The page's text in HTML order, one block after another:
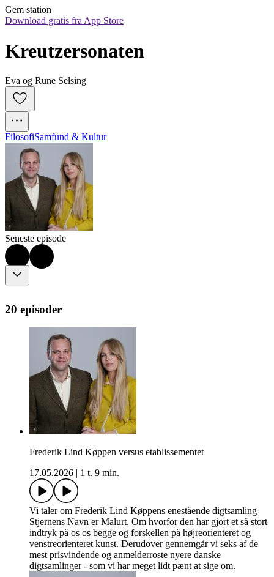
Gem station
Download gratis fra App Store
Kreutzersonaten
Eva og Rune Selsing
FilosofiSamfund & Kultur
Seneste episode
20 episoder
Frederik Lind Køppen versus etablissementet
17.05.2026
1 t. 9 min.
Vi taler om Frederik Lind Køppens enestående digtsamling
Stjernens Navn er Malurt. Om hvorfor den har gjort et så stort
indtryk på os os begge og forskellen på højreorienteret og
venstreorienteret kunst. Derudover gennemgår vi seks af de
mest prisvindende og anmelderroste nyere danske
digtsamlinger - som vi har meget lidt pænt at sige om.